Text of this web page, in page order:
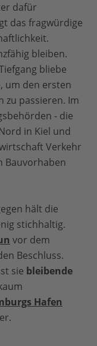
dafür
das fragwürdige
bleiben.
bliebe
um den ersten
zu passieren. Im
- die
in Kiel und
Verkehr
Bauvorhaben
hält die
stichhaltig.
vor dem
Beschluss.
sie bleibende
Hafen